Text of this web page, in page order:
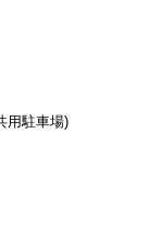
用駐車場)